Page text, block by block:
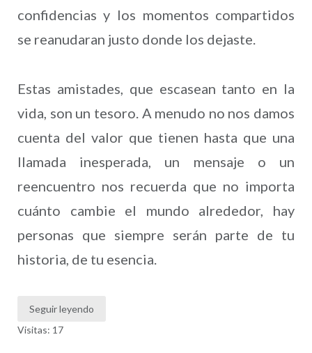
confidencias y los momentos compartidos
se reanudaran justo donde los dejaste.
Estas amistades, que escasean tanto en la
vida, son un tesoro. A menudo no nos damos
cuenta del valor que tienen hasta que una
llamada inesperada, un mensaje o un
reencuentro nos recuerda que no importa
cuánto cambie el mundo alrededor, hay
personas que siempre serán parte de tu
historia, de tu esencia.
Seguir leyendo
Visitas: 17